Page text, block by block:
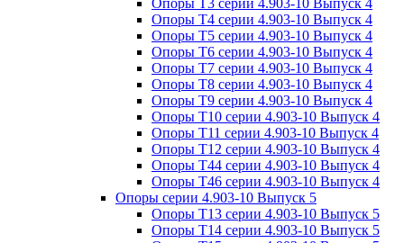
Опоры Т3 серии 4.903-10 Выпуск 4
Опоры Т4 серии 4.903-10 Выпуск 4
Опоры Т5 серии 4.903-10 Выпуск 4
Опоры Т6 серии 4.903-10 Выпуск 4
Опоры Т7 серии 4.903-10 Выпуск 4
Опоры Т8 серии 4.903-10 Выпуск 4
Опоры Т9 серии 4.903-10 Выпуск 4
Опоры Т10 серии 4.903-10 Выпуск 4
Опоры Т11 серии 4.903-10 Выпуск 4
Опоры Т12 серии 4.903-10 Выпуск 4
Опоры Т44 серии 4.903-10 Выпуск 4
Опоры Т46 серии 4.903-10 Выпуск 4
Опоры серии 4.903-10 Выпуск 5
Опоры Т13 серии 4.903-10 Выпуск 5
Опоры Т14 серии 4.903-10 Выпуск 5